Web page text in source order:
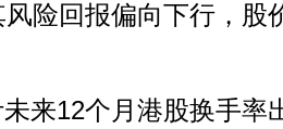
险回报偏向下行，股
12个月港股换手率